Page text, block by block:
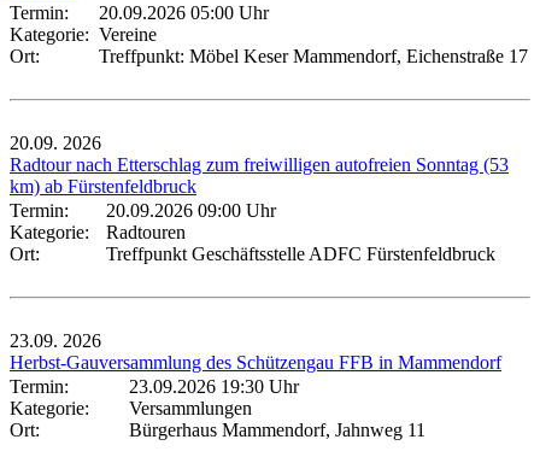
Termin:
20.09.2026 05:00 Uhr
Kategorie: Vereine
Ort:
Treffpunkt: Möbel Keser Mammendorf, Eichenstraße 17
20.09. 2026
Radtour nach Etterschlag zum freiwilligen autofreien Sonntag (53
km) ab Fürstenfeldbruck
Termin:
20.09.2026 09:00 Uhr
Kategorie:
Radtouren
Ort:
Treffpunkt Geschäftsstelle ADFC Fürstenfeldbruck
23.09. 2026
Herbst-Gauversammlung des Schützengau FFB in Mammendorf
Termin:
23.09.2026 19:30 Uhr
Kategorie:
Versammlungen
Ort:
Bürgerhaus Mammendorf, Jahnweg 11